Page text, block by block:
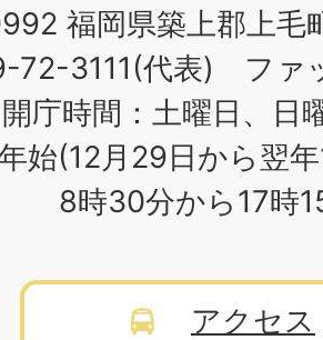
福岡県築上郡上毛
72-3111(代表) ファ
開庁時間：土曜日、日
始(12月29日から翌
8時30分から17時
アクセス